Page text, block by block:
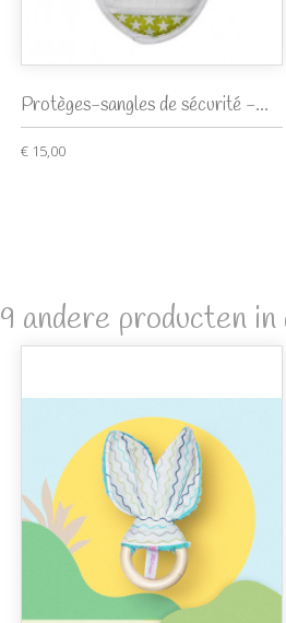
Protèges-sangles de sécurité -...
€ 15,00
9 andere producten